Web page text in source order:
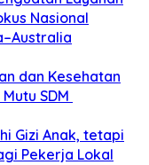
Nasional
dan Kesehatan
SDM
Gizi Anak, tetapi
Pekerja Lokal